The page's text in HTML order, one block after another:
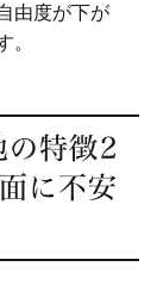
由度が下が
。
の特徴2
に不安